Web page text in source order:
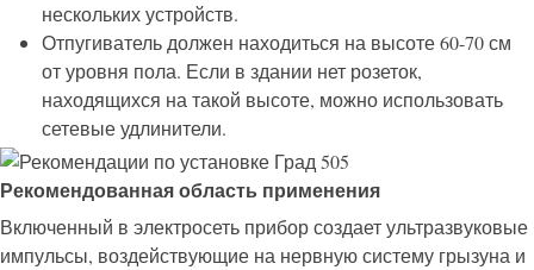
нескольких устройств.
Отпугиватель должен находиться на высоте 60-70 см
от уровня пола. Если в здании нет розеток,
находящихся на такой высоте, можно использовать
сетевые удлинители.
Рекомендованная область применения
Включенный в электросеть прибор создает ультразвуковые
импульсы, воздействующие на нервную систему грызуна и